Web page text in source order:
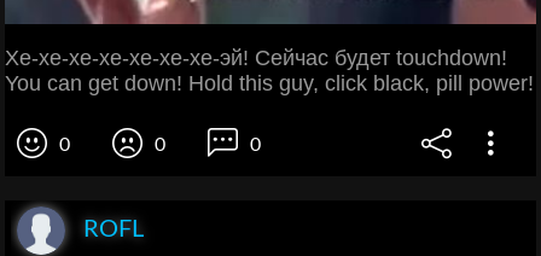
Хе-хе-хе-хе-хе-хе-хе-эй! Сейчас будет touchdown!
You can get down! Hold this guy, click black, pill power!
0 0 0
ROFL